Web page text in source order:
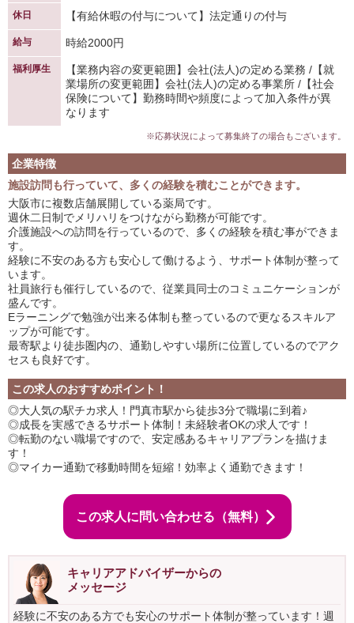
休日 【有給休暇の付与について】法定通りの付与
給与 時給2000円
福利厚生
【業務内容の変更範囲】会社(法人)の定める業務 /【就
業場所の変更範囲】会社(法人)の定める事業所 /【社会
保険について】勤務時間や頻度によって加入条件が異
なります
※応募状況によって募集終了の場合もございます。
企業特徴
施設訪問も行っていて、多くの経験を積むことができます。
大阪市に複数店舗展開している薬局です。
週休二日制でメリハリをつけながら勤務が可能です。
介護施設への訪問を行っているので、多くの経験を積む事ができま
す。
経験に不安のある方も安心して働けるよう、サポート体制が整って
います。
社員旅行も催行しているので、従業員同士のコミュニケーションが
盛んです。
Eラーニングで勉強が出来る体制も整っているので更なるスキルア
ップが可能です。
最寄駅より徒歩圏内の、通勤しやすい場所に位置しているのでアク
セスも良好です。
この求人のおすすめポイント！
◎大人気の駅チカ求人！門真市駅から徒歩3分で職場に到着♪
◎成長を実感できるサポート体制！未経験者OKの求人です！
◎転勤のない職場ですので、安定感あるキャリアプランを描けま
す！
◎マイカー通勤で移動時間を短縮！効率よく通勤できます！
この求人に問い合わせる（無料）
キャリアアドバイザーからの
メッセージ
経験に不安のある方でも安心のサポート体制が整っています！週